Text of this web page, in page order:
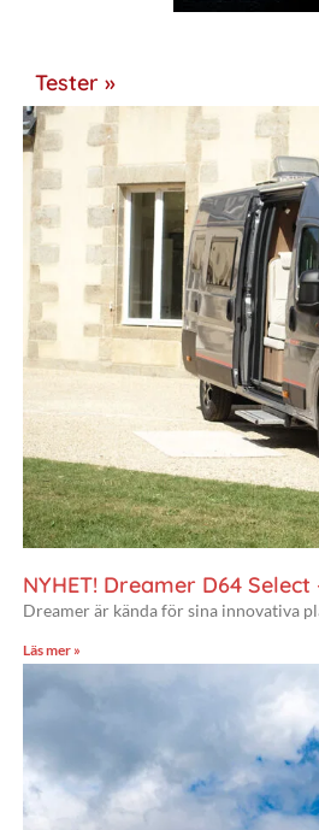
Tester »
NYHET! Dreamer D64
Dreamer är kända för sina innovativa
Läs mer »